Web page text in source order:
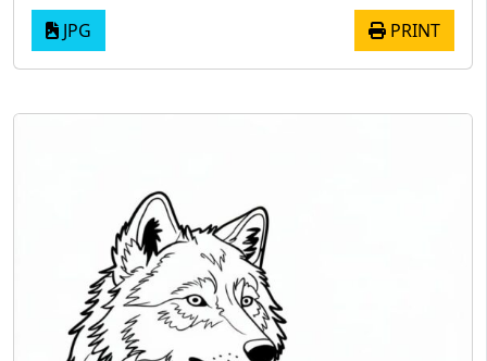
JPG PRINT